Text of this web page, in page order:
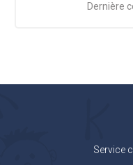
Dernière
Service